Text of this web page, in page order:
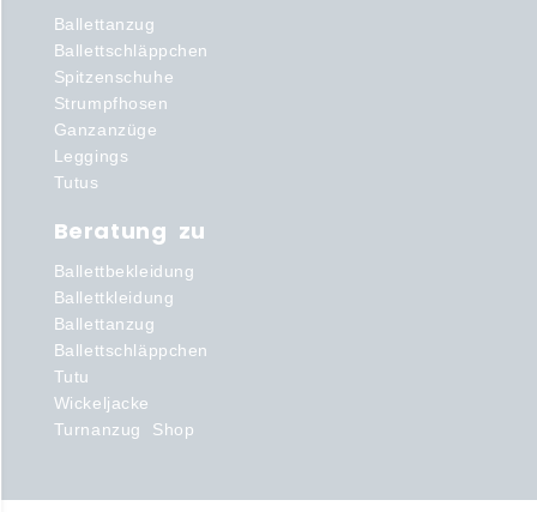
Ballettanzug
Ballettschläppchen
Spitzenschuhe
Strumpfhosen
Ganzanzüge
Leggings
Tutus
Beratung zu
Ballettbekleidung
Ballettkleidung
Ballettanzug
Ballettschläppchen
Tutu
Wickeljacke
Turnanzug Shop